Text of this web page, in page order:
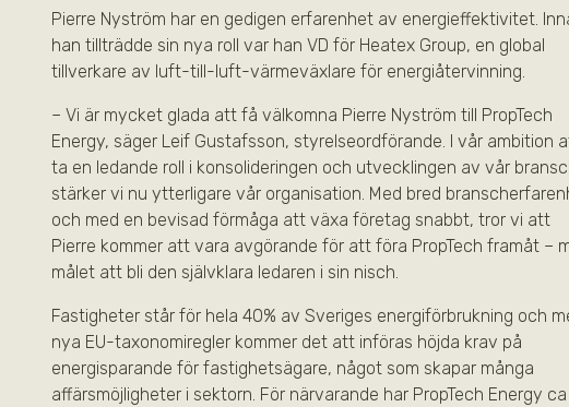
Pierre Nyström har en gedigen erfarenhet av energieffektivitet.
han tillträdde sin nya roll var han VD för Heatex Group, en global
tillverkare av luft-till-luft-värmeväxlare för energiåtervinning.
– Vi är mycket glada att få välkomna Pierre Nyström till PropTech
Energy, säger Leif Gustafsson, styrelseordförande. I vår ambition
ta en ledande roll i konsolideringen och utvecklingen av vår
stärker vi nu ytterligare vår organisation. Med bred
och med en bevisad förmåga att växa företag snabbt, tror vi att
Pierre kommer att vara avgörande för att föra PropTech framåt –
målet att bli den självklara ledaren i sin nisch.
Fastigheter står för hela 40% av Sveriges energiförbrukning och
nya EU-taxonomiregler kommer det att införas höjda krav på
energisparande för fastighetsägare, något som skapar många
affärsmöjligheter i sektorn. För närvarande har PropTech Energy ca